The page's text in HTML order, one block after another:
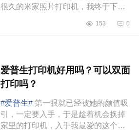
很久的米家照片打印机，我终于下手
打印机，那时候买还送一盒相纸呢...
153 0
爱普生打印机好用吗？可以双面
打印吗？
#爱普生# 第一眼就已经被她的颜值吸
引，一定要入手，于是趁着机会换掉
家里的打印机，入手我最爱的这个爱